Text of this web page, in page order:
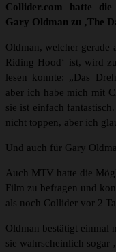
Collider.com hatte
Gary Oldman zu ‚The
Oldman, welcher gerade
Riding Hood‘ ist, wird
lesen konnte: „Das
aber ich habe mich mit
sie ist einfach
nicht toppen, aber ich
Und auch für Gary
Auch MTV hatte die
Film zu befragen und
als noch Collider vor 2
Oldman bestätigt einmal
sie wahrscheinlich sogar